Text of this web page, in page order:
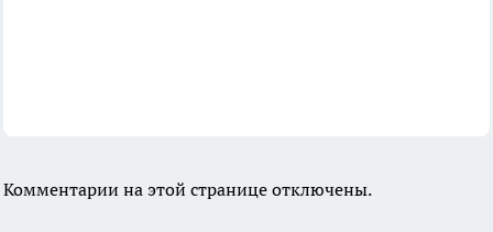
Комментарии на этой странице отключены.